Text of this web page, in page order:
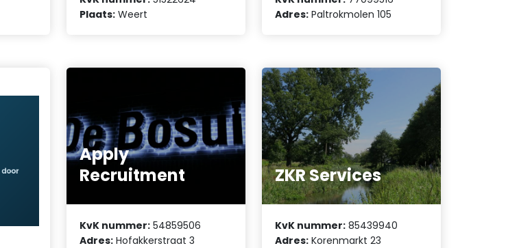
Plaats: Weert
Adres: Paltrokmolen 105
Apply
Recruitment
KvK nummer: 54859506
Adres: Hofakkerstraat 3
ZKR Services
KvK nummer: 85439940
Adres: Korenmarkt 23